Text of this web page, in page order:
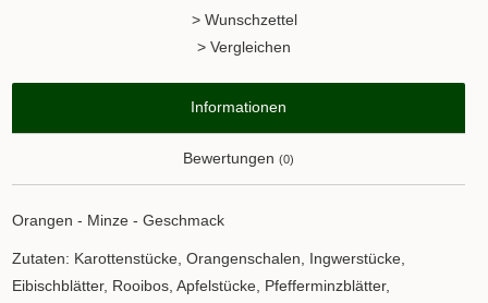
> Wunschzettel
> Vergleichen
Informationen
Bewertungen (0)
Orangen - Minze - Geschmack
Zutaten: Karottenstücke, Orangenschalen, Ingwerstücke,
Eibischblätter, Rooibos, Apfelstücke, Pfefferminzblätter,